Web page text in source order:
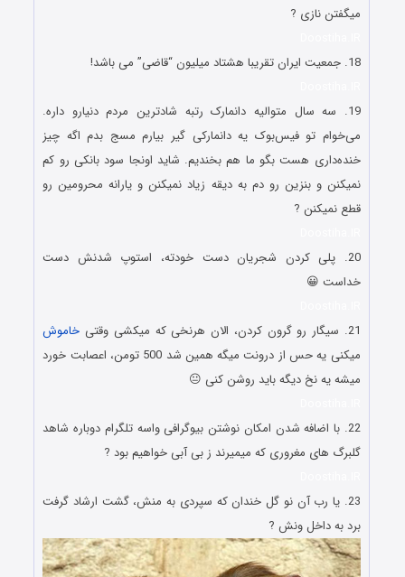
میگفتن نازی ?
18. جمعیت ایران تقریبا هشتاد میلیون “قاضی” می باشد!
19. سه سال متوالیه دانمارک رتبه شادترین مردم دنیارو داره.
می‌خوام تو فیس‌بوک یه دانمارکی گیر بیارم مسج بدم اگه چیز
خنده‌داری هست بگو ما هم بخندیم. شاید اونجا سود بانکی رو کم
نمیکنن و بنزین رو دم به دیقه زیاد نمیکنن و یارانه محرومین رو
قطع نمیکنن ?
20. پلی کردن شجریان دست خودته، استوپ شدنش دست
خداست 😀
21. سیگار رو گرون کردن، الان هرنخی که میکشی وقتی
خاموش
میکنی یه حس از درونت میگه همین شد 500 تومن، اعصابت خورد
میشه یه نخ دیگه باید روشن کنی 😐
22. با اضافه شدن امکان نوشتن بیوگرافی واسه تلگرام دوباره شاهد
گلبرگ های مغروری که میمیرند ز بی آبی خواهیم بود ?
23. یا رب آن نو گل خندان که سپردی به منش، گشت ارشاد گرفت
برد به داخل ونش ?